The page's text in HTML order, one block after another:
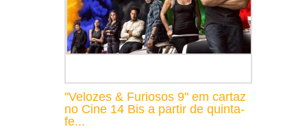
"Velozes & Furiosos 9" em cartaz
no Cine 14 Bis a partir de quinta-
fe...